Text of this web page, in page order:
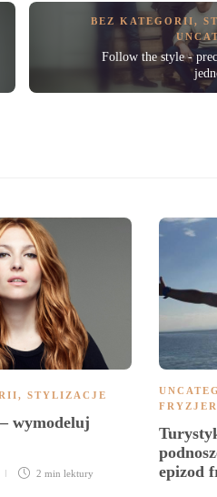
BEZ KATEGORII,
Follow the style -
, STYLIZACJE
wymodeluj
2 min lektury
epizod